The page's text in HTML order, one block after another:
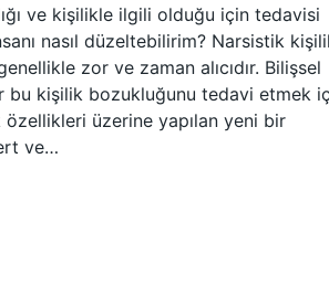
ve kişilikle ilgili olduğu için tedavisi
nasıl düzeltebilirim? Narsistik
zor ve zaman alıcıdır. Bilişsel
bu kişilik bozukluğunu tedavi etmek
üzerine yapılan yeni bir
ve…